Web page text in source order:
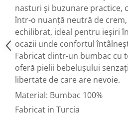
nasturi și buzunare practice,
într-o nuanță neutră de
echilibrat, ideal pentru ieșiri
ocazii unde confortul
Fabricat dintr-un bumbac cu
oferă pielii bebelușului
libertate de care are nevoie.
Material: Bumbac 100%
Fabricat in Turcia